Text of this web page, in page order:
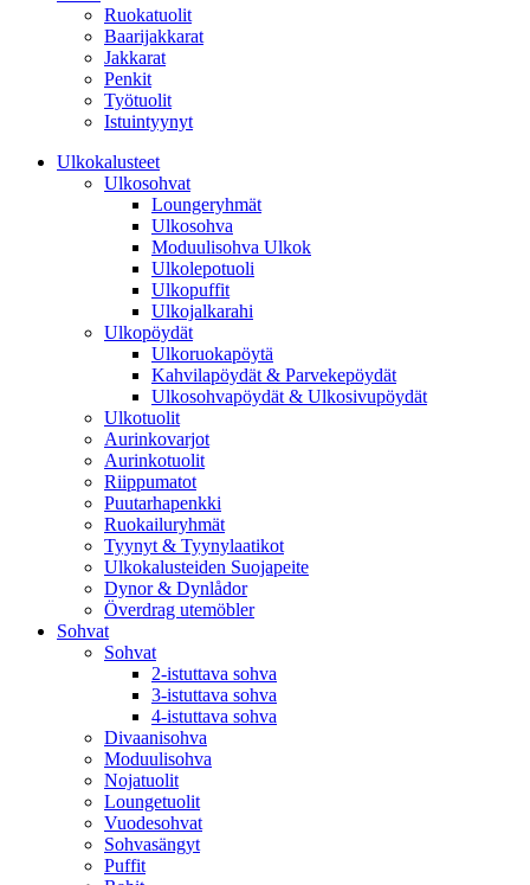
Ruokatuolit
Baarijakkarat
Jakkarat
Penkit
Työtuolit
Istuintyynyt
Ulkokalusteet
Ulkosohvat
Loungeryhmät
Ulkosohva
Moduulisohva Ulkok
Ulkolepotuoli
Ulkopuffit
Ulkojalkarahi
Ulkopöydät
Ulkoruokapöytä
Kahvilapöydät & Parvekepöydät
Ulkosohvapöydät & Ulkosivupöydät
Ulkotuolit
Aurinkovarjot
Aurinkotuolit
Riippumatot
Puutarhapenkki
Ruokailuryhmät
Tyynyt & Tyynylaatikot
Ulkokalusteiden Suojapeite
Dynor & Dynlådor
Överdrag utemöbler
Sohvat
Sohvat
2-istuttava sohva
3-istuttava sohva
4-istuttava sohva
Divaanisohva
Moduulisohva
Nojatuolit
Loungetuolit
Vuodesohvat
Sohvasängyt
Puffit